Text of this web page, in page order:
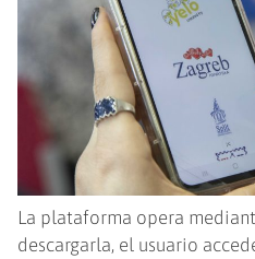
La plataforma opera
descargarla, el usuario